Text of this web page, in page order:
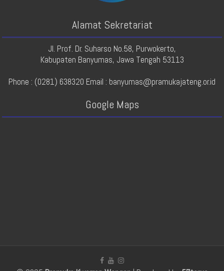
Alamat Sekretariat
Jl. Prof. Dr. Suharso No.58, Purwokerto,
Kabupaten Banyumas, Jawa Tengah 53113
Phone : (0281) 638320 Email : banyumas@pramukajateng.or.id
Google Maps